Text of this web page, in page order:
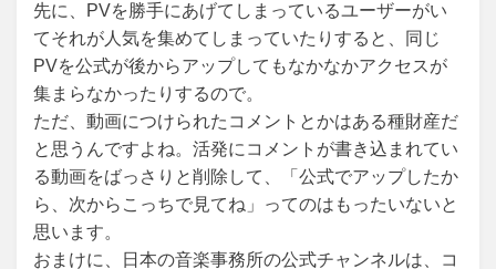
先に、PVを勝手にあげてしまっているユーザーがい
てそれが人気を集めてしまっていたりすると、同じ
PVを公式が後からアップしてもなかなかアクセスが
集まらなかったりするので。
ただ、動画につけられたコメントとかはある種財産だ
と思うんですよね。活発にコメントが書き込まれてい
る動画をばっさりと削除して、「公式でアップしたか
ら、次からこっちで見てね」ってのはもったいないと
思います。
おまけに、日本の音楽事務所の公式チャンネルは、コ